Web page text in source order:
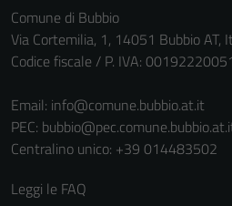
Comune di Bubbio
Via Cortemilia, 1, 14051 Bubbio AT,
Codice fiscale / P. IVA:
Email: info@comune.bubbio.at.it
PEC:
Centralino unico: +39 014483502
Leggi le FAQ